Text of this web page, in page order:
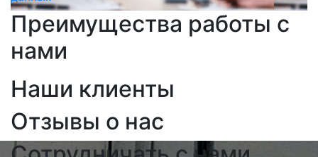
Преимущества работы с
нами
Наши клиенты
Отзывы о нас